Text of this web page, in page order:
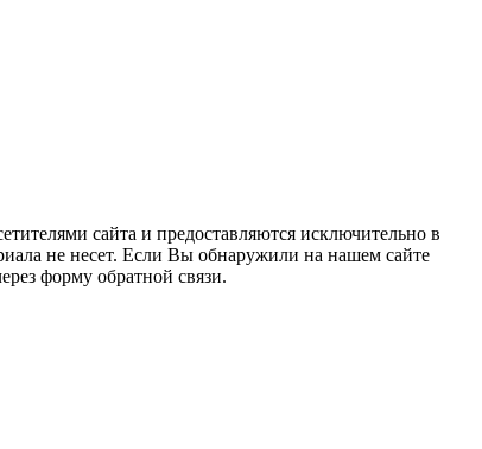
сайта и предоставляются исключительно в
не несет. Если Вы обнаружили на нашем сайте
форму обратной связи.